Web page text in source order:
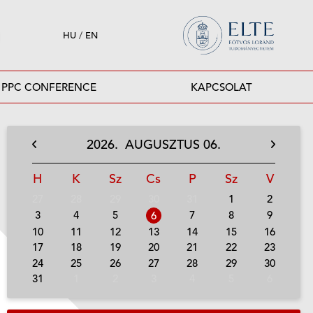
HU / EN
PPC CONFERENCE KAPCSOLAT
2026. AUGUSZTUS 06.
H K Sz Cs P Sz V
1
2
3
4 5 6 7 8
9
10
11 12 13 14 15
16
17
18 19 20 21 22
23
24
25 26 27 28 29
30
31